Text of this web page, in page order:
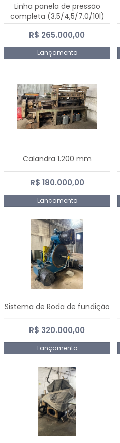
Linha panela de pressão
completa (3,5/4,5/7,0/10l)
R$ 265.000,00
Lançamento
Calandra 1.200 mm
R$ 180.000,00
Lançamento
Sistema de Roda de fundição
R$ 320.000,00
Lançamento